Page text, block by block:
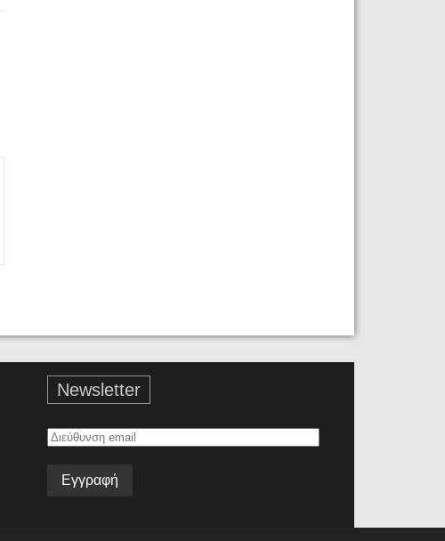
Newsletter
Διεύθυνση